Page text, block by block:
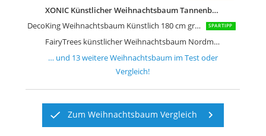
XONIC Künstlicher Weihnachtsbaum Tannenbaum
DecoKing Weihnachtsbaum Künstlich 180 cm grün Tannenbaum Christbaum
SPARTIPP
FairyTrees künstlicher Weihnachtsbaum Nordmanntanne
… und 13weitereWeihnachtsbaum im Test oder
Vergleich!
Zum Weihnachtsbaum Vergleich